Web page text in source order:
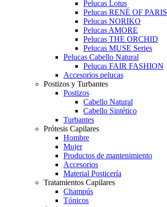
Pelucas Lotus
Pelucas RENÉ OF PARIS
Pelucas NORIKO
Pelucas AMORE
Pelucas THE ORCHID
Pelucas MUSE Series
Pelucas Cabello Natural
Pelucas FAIR FASHION
Accesorios pelucas
Postizos y Turbantes
Postizos
Cabello Natural
Cabello Sintético
Turbantes
Prótesis Capilares
Hombre
Mujer
Productos de mantenimiento
Accesorios
Material Posticería
Tratamientos Capilares
Champús
Tónicos